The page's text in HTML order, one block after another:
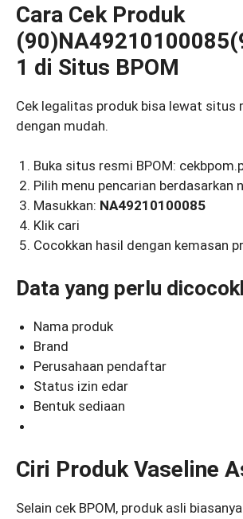
Cara Cek Produk
1 di Situs BPOM
Cek legalitas produk bisa lewat situs
dengan mudah.
Buka situs resmi BPOM:
Pilih menu pencarian berdasarkan
Masukkan: NA49210100085
Klik cari
Cocokkan hasil dengan kemasan
Data yang perlu
Nama produk
Brand
Perusahaan pendaftar
Status izin edar
Bentuk sediaan
Ciri Produk Vaseline
Selain cek BPOM, produk asli